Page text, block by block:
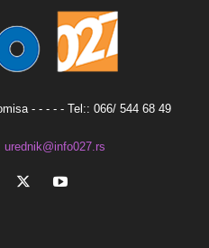
- - - - - Tel:: 066/ 544 68 49
urednik@info027.rs